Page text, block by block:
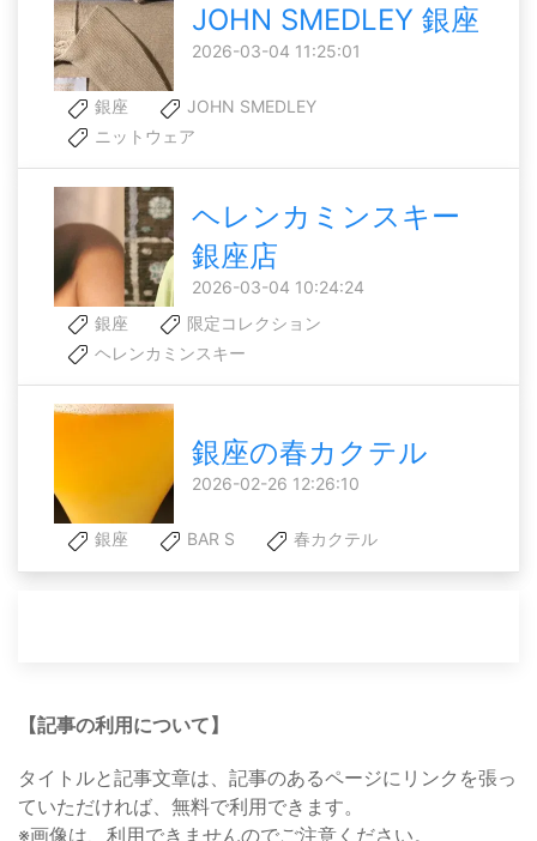
JOHN SMEDLEY 銀座
2026-03-04 11:25:01
銀座
JOHN SMEDLEY
ニットウェア
ヘレンカミンスキー
銀座店
2026-03-04 10:24:24
銀座
限定コレクション
ヘレンカミンスキー
銀座の春カクテル
2026-02-26 12:26:10
銀座 BAR S 春カクテル
【記事の利用について】
タイトルと記事文章は、記事のあるページにリンクを張っ
ていただければ、無料で利用できます。
※画像は、利用できませんのでご注意ください。